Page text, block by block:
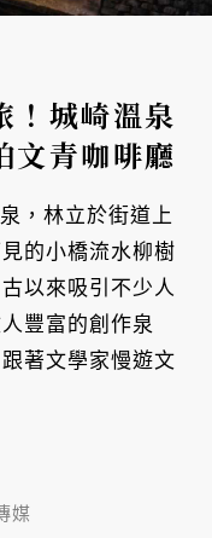
！城崎溫泉
文青咖啡廳
，林立於街道上
的小橋流水柳樹
以來吸引不少人
豐富的創作泉
著文學家慢遊文
媒